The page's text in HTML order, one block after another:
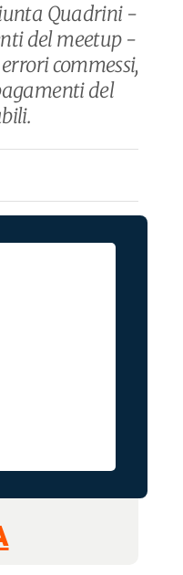
Quadrini -
del meetup -
commessi,
del
Aumentar